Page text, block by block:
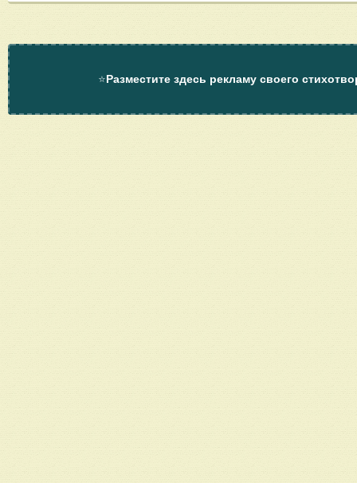
⭐Разместите здесь рекламу своего